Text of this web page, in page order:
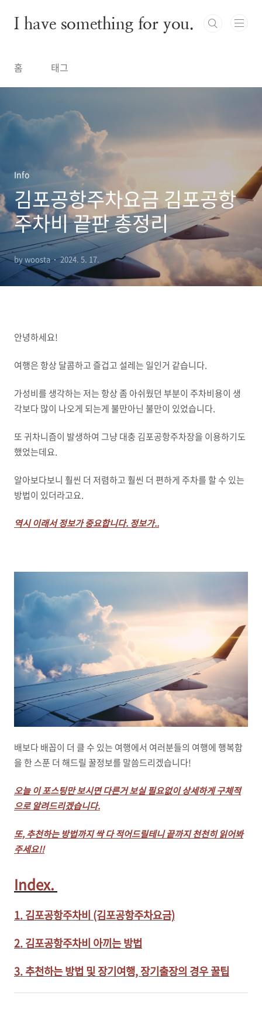
I have something for you.
홈 태그
Info
김포공항주차요금 김포공항
주차비 끝판 총정리
by woosta 2024. 5. 17.
안녕하세요!
여행은 항상 달콤하고 즐겁고 설레는 일인거 같습니다.
가성비를 생각하는 저는 항상 좀 아쉬웠던 부분이 주차비용이 생
각보다 많이 나오게 되는게 불만아닌 불만이 있었습니다.
또 귀차니즘이 발생하여 그냥 대충 김포공항주차장을 이용하기도
했었는데요.
알아보다보니 훨씬 더 저렴하고 훨씬 더 편하게 주차를 할 수 있는
방법이 있더라고요.
역시 이래서 정보가 중요합니다. 정보가..
배보다 배꼽이 더 클 수 있는 여행에서 여러분들의 여행에 행복함
을 한 스푼 더 해드릴 꿀정보를 말씀드리겠습니다!
오늘 이 포스팅만 보시면 다른거 보실 필요없이 상세하게 구체적
으로 알려드리겠습니다.
또, 추천하는 방법까지 싹 다 적어드릴테니 끝까지 천천히 읽어봐
주세요!!
Index.
1. 김포공항주차비 (김포공항주차요금)
2. 김포공항주차비 아끼는 방법
3. 추천하는 방법 및 장기여행, 장기출장의 경우 꿀팁